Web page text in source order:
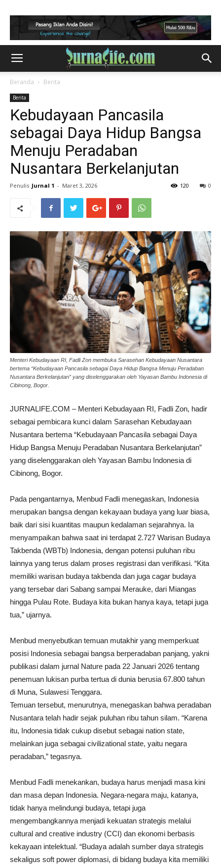
Beranda Berita
Berita
Kebudayaan Pancasila
sebagai Daya Hidup Bangsa
Menuju Peradaban
Nusantara Berkelanjutan
Penulis Jurnal 1 - Maret 3, 2026 0
120
Menteri Kebudayaan RI, Fadli Zon membuka Sarasehan Kebudayaan Nusantara
bertema “Kebudayaan Pancasila sebagai Daya Hidup Bangsa Menuju Peradaban
Nusantara Berkelanjutan” yang diselenggarakan oleh Yayasan Bambu Indonesia di
Cibinong, Bogor.
JURNALIFE.COM – Menteri Kebudayaan RI, Fadli Zon, hadir
sebagai pembicara kunci dalam Sarasehan Kebudayaan
Nusantara bertema “Kebudayaan Pancasila sebagai Daya
Hidup Bangsa Menuju Peradaban Nusantara Berkelanjutan”
yang diselenggarakan oleh Yayasan Bambu Indonesia di
Cibinong, Bogor.
Pada pengantarnya, Menbud Fadli menegaskan, Indonesia
merupakan bangsa dengan kekayaan budaya yang luar biasa,
baik dari sisi kuantitas maupun kedalaman sejarahnya. Ia
menyampaikan bahwa saat ini terdapat 2.727 Warisan Budaya
Takbenda (WBTb) Indonesia, dengan potensi puluhan ribu
lainnya yang terus dalam proses registrasi dan verifikasi. “Kita
memiliki warisan budaya takbenda dan juga cagar budaya
yang tersebar dari Sabang sampai Merauke, dari Miangas
hingga Pulau Rote. Budaya kita bukan hanya kaya, tetapi juga
tua,” ujarnya.
Menbud menyebutkan temuan mutakhir yang memperkuat
posisi Indonesia sebagai bangsa berperadaban panjang, yakni
publikasi dalam jurnal Nature pada 22 Januari 2026 tentang
penemuan lukisan purba tertua di dunia berusia 67.800 tahun
di Muna, Sulawesi Tenggara.
Temuan tersebut, menurutnya, menegaskan bahwa peradaban
Nusantara telah hadir sejak puluhan ribu tahun silam. “Karena
itu, Indonesia tidak cukup disebut sebagai nation state,
melainkan juga sebagai civilizational state, yaitu negara
peradaban,” tegasnya.
Menbud Fadli menekankan, budaya harus menjadi masa kini
dan masa depan Indonesia. Negara-negara maju, katanya,
tidak hanya melindungi budaya, tetapi juga
mengembangkannya menjadi kekuatan strategis melalui
cultural and creative industry (CCI) dan ekonomi berbasis
kekayaan intelektual. “Budaya adalah sumber daya strategis
sekaligus soft power diplomasi, di bidang budaya kita memiliki